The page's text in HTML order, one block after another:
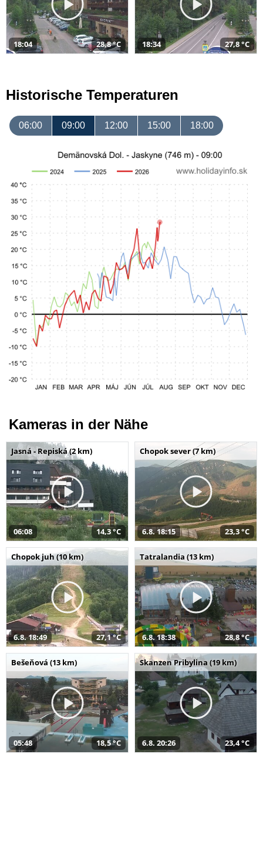
18:04 28,8 °C 18:34 27,8 °C
Historische Temperaturen
06:00 09:00 12:00 15:00 18:00
Kameras in der Nähe
Jasná - Repiská (2 km)
06:08 14,3 °C
Chopok sever (7 km)
6.8. 18:15 23,3 °C
Chopok juh (10 km)
6.8. 18:49 27,1 °C
Tatralandia (13 km)
6.8. 18:38 28,8 °C
Bešeňová (13 km)
05:48 18,5 °C
Skanzen Pribylina (19 km)
6.8. 20:26 23,4 °C